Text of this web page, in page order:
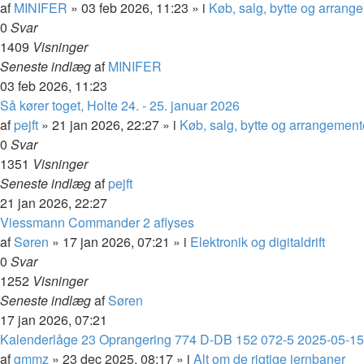
afMINIFER » 03 feb 2026, 11:23 » i Køb, salg, bytte og
0 Svar
1409 Visninger
Seneste indlægafMINIFER
03 feb 2026, 11:23
Så kører toget, Holte 24. - 25. januar 2026
afpejft » 21 jan 2026, 22:27 » i Køb, salg, bytte og
0 Svar
1351 Visninger
Seneste indlægafpejft
21 jan 2026, 22:27
Viessmann Commander 2 aflyses
afSøren » 17 jan 2026, 07:21 » i Elektronik og digitaldrift
0 Svar
1252 Visninger
Seneste indlægafSøren
17 jan 2026, 07:21
Kalenderlåge 23 Oprangering 774 D-DB 152 072-5 2025-05-
afgmmz » 23 dec 2025, 08:17 » i Alt om de rigtige jernbaner